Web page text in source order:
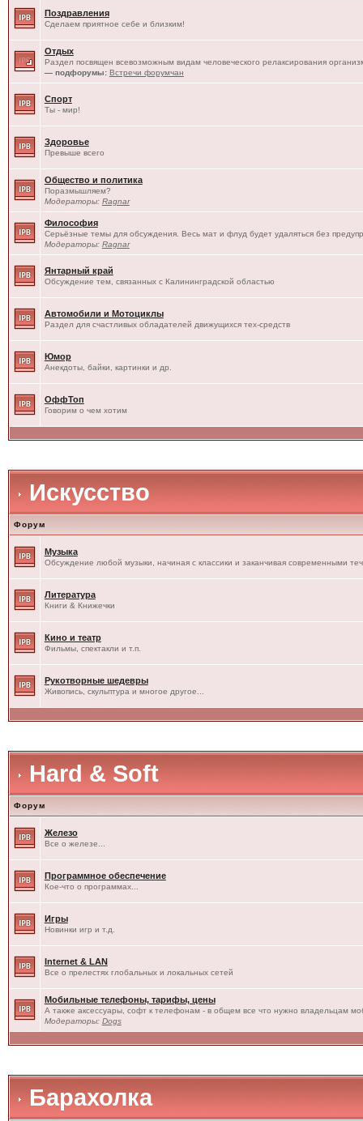
Поздравления
Сделаем приятное себе и близким!
Отдых
Раздел посвящен всевозможным видам человеческого релаксирования
— подфорумы: Встречи форумчан
Спорт
Ты - мир!
Здоровье
Превыше всего
Общество и политика
Поразмышляем?
Модераторы: Ragnar
Философия
Серьёзные темы для обсуждения. Весь мат и флуд будет удаляться без
Модераторы: Ragnar
Янтарный край
Обсуждение тем, связанных с Калининградской областью
Автомобили и Мотоциклы
Раздел для счастливых обладателей движущихся тех-средств
Юмор
Анекдоты, байки, картинки и др.
ОффТоп
Говорим о чем хотим
Искусство
Форум
Музыка
Обсуждение любой музыки, начиная с классики и заканчивая современными
Литература
Книги & Книжечки
Кино и театр
Фильмы, спектакли и т.п.
Рукотворные шедевры
Живопись, скульптура и многое другое...
Hard & Soft
Форум
Железо
Все о железе...
Программное обеспечение
Кое-что о программах...
Игры
Новинки игр и т.д.
Internet & LAN
Все о прелестях глобальных и локальных сетей
Мобильные телефоны, тарифы, цены
А также аксессуары, софт к телефонам - в общем все что нужно владельцам
Модераторы: Dogs
Барахолка